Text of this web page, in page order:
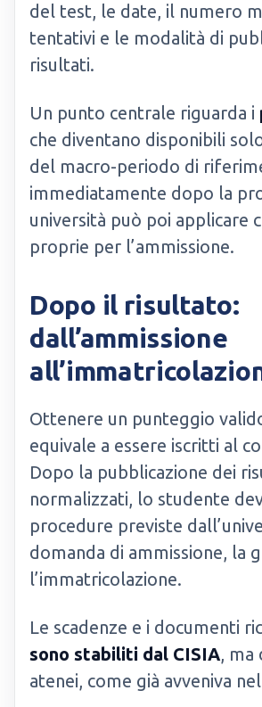
del test, le date, il numero
tentativi e le modalità di
risultati.
Un punto centrale riguarda i
che diventano disponibili
del macro-periodo di
immediatamente dopo la
università può poi applicare
proprie per l’ammissione.
Dopo il risultato:
dall’ammissione
Ottenere un punteggio
equivale a essere iscritti al
Dopo la pubblicazione dei
normalizzati, lo studente
procedure previste
domanda di ammissione, la
l’immatricolazione.
Le scadenze e i documenti
sono stabiliti dal CISIA, ma
atenei, come già avveniva